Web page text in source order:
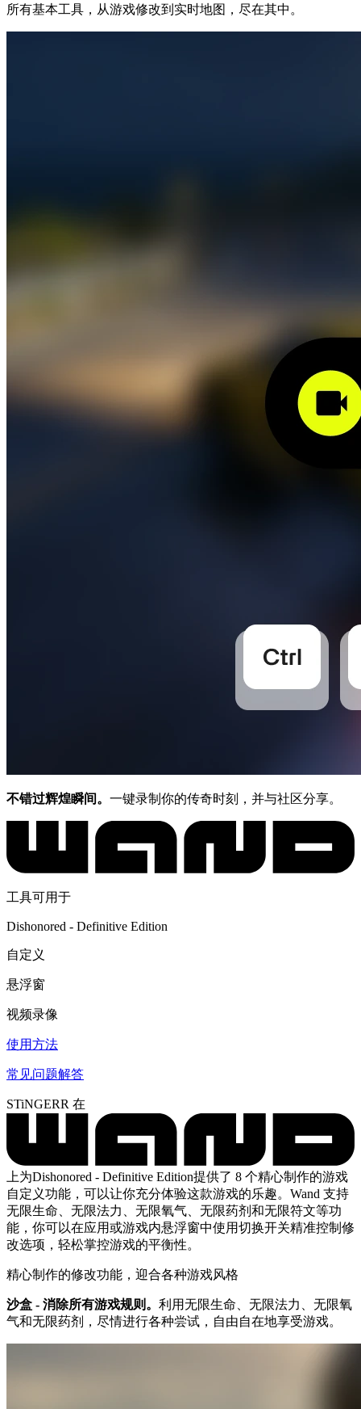
所有基本工具，从游戏修改到实时地图，尽在其中。
不错过辉煌瞬间。 一键录制你的传奇时刻，并与社区分享。
工具可用于
Dishonored - Definitive Edition
自定义
悬浮窗
视频录像
使用方法
常见问题解答
STiNGERR 在
上为Dishonored - Definitive Edition提供了 8 个精心制作的游戏
自定义功能，可以让你充分体验这款游戏的乐趣。Wand 支持
无限生命、无限法力、无限氧气、无限药剂和无限符文等功
能，你可以在应用或游戏内悬浮窗中使用切换开关精准控制修
改选项，轻松掌控游戏的平衡性。
精心制作的修改功能，迎合各种游戏风格
沙盒 - 消除所有游戏规则。 利用无限生命、无限法力、无限氧
气和无限药剂，尽情进行各种尝试，自由自在地享受游戏。